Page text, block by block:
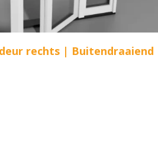
rechts | Buitendraaiend